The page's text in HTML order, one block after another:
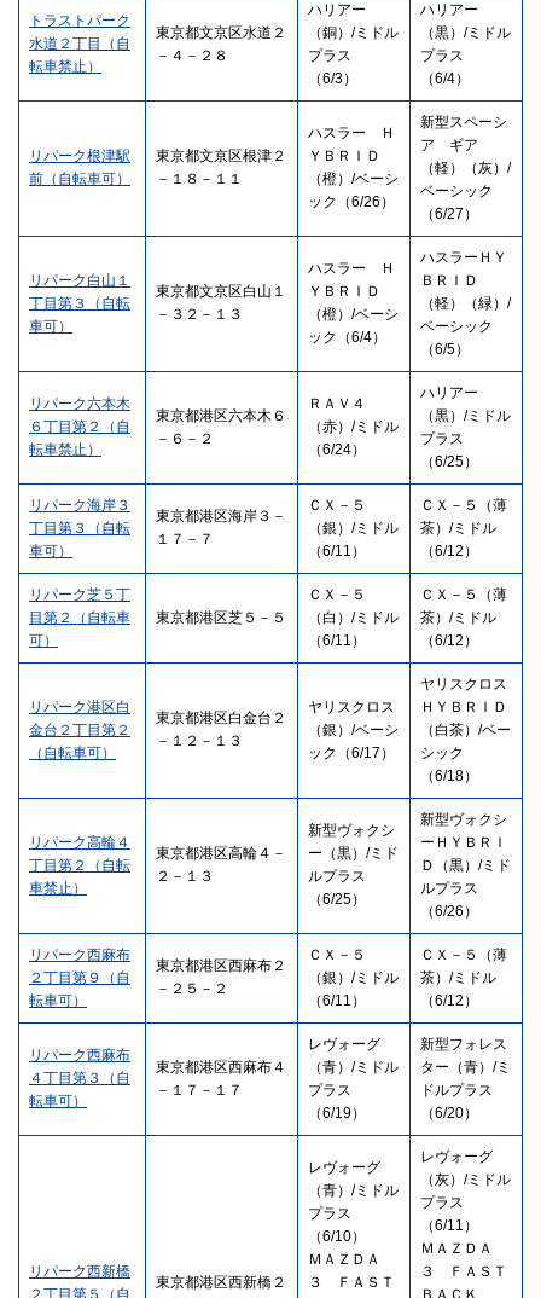
トラストパーク
水道２丁目（自
転車禁止）
東京都文京区水道２
－４－２８
ハリアー
（銅）/ミドル
プラス
（6/3）
ハリアー
（黒）/ミドル
プラス
（6/4）
リパーク根津駅
前（自転車可）
東京都文京区根津２
－１８－１１
ハスラー Ｈ
ＹＢＲＩＤ
（橙）/ベーシ
ック（6/26）
新型スペーシ
ア ギア
（軽）（灰）/
ベーシック
（6/27）
リパーク白山１
丁目第３（自転
車可）
東京都文京区白山１
－３２－１３
ハスラー Ｈ
ＹＢＲＩＤ
（橙）/ベーシ
ック（6/4）
ハスラーＨＹ
ＢＲＩＤ
（軽）（緑）/
ベーシック
（6/5）
リパーク六本木
６丁目第２（自
転車禁止）
東京都港区六本木６
－６－２
ＲＡＶ４
（赤）/ミドル
（6/24）
ハリアー
（黒）/ミドル
プラス
（6/25）
リパーク海岸３
丁目第３（自転
車可）
東京都港区海岸３－
１７－７
ＣＸ－５
（銀）/ミドル
（6/11）
ＣＸ－５（薄
茶）/ミドル
（6/12）
リパーク芝５丁
目第２（自転車
可）
東京都港区芝５－５
ＣＸ－５
（白）/ミドル
（6/11）
ＣＸ－５（薄
茶）/ミドル
（6/12）
リパーク港区白
金台２丁目第２
（自転車可）
東京都港区白金台２
－１２－１３
ヤリスクロス
（銀）/ベーシ
ック（6/17）
ヤリスクロス
ＨＹＢＲＩＤ
（白茶）/ベー
シック
（6/18）
リパーク高輪４
丁目第２（自転
車禁止）
東京都港区高輪４－
２－１３
新型ヴォクシ
ー（黒）/ミド
ルプラス
（6/25）
新型ヴォクシ
ーＨＹＢＲＩ
Ｄ（黒）/ミド
ルプラス
（6/26）
リパーク西麻布
２丁目第９（自
転車可）
東京都港区西麻布２
－２５－２
ＣＸ－５
（銀）/ミドル
（6/11）
ＣＸ－５（薄
茶）/ミドル
（6/12）
リパーク西麻布
４丁目第３（自
転車可）
東京都港区西麻布４
－１７－１７
レヴォーグ
（青）/ミドル
プラス
（6/19）
新型フォレス
ター（青）/ミ
ドルプラス
（6/20）
リパーク西新橋
２丁目第５（自
東京都港区西新橋２
レヴォーグ
（青）/ミドル
プラス
（6/10）
ＭＡＺＤＡ
３ ＦＡＳＴ
レヴォーグ
（灰）/ミドル
プラス
（6/11）
ＭＡＺＤＡ
３ ＦＡＳＴ
ＢＡＣＫ